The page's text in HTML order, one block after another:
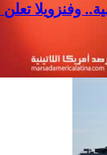
وفنزويلا